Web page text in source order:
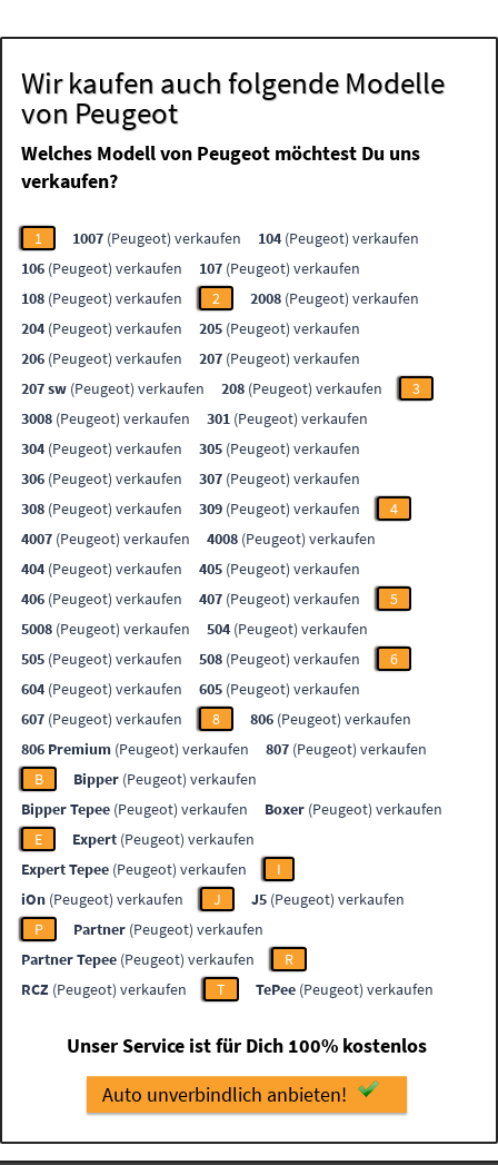
Wir kaufen auch folgende Modelle
von Peugeot
Welches Modell von Peugeot möchtest Du uns
verkaufen?
1 1007 (Peugeot) verkaufen 104 (Peugeot) verkaufen
106 (Peugeot) verkaufen 107 (Peugeot) verkaufen
108 (Peugeot) verkaufen 2 2008 (Peugeot) verkaufen
204 (Peugeot) verkaufen 205 (Peugeot) verkaufen
206 (Peugeot) verkaufen 207 (Peugeot) verkaufen
207 sw (Peugeot) verkaufen 208 (Peugeot) verkaufen
3
3008 (Peugeot) verkaufen 301 (Peugeot) verkaufen
304 (Peugeot) verkaufen 305 (Peugeot) verkaufen
306 (Peugeot) verkaufen 307 (Peugeot) verkaufen
308 (Peugeot) verkaufen 309 (Peugeot) verkaufen
4
4007 (Peugeot) verkaufen 4008 (Peugeot) verkaufen
404 (Peugeot) verkaufen 405 (Peugeot) verkaufen
406 (Peugeot) verkaufen 407 (Peugeot) verkaufen
5
5008 (Peugeot) verkaufen 504 (Peugeot) verkaufen
505 (Peugeot) verkaufen 508 (Peugeot) verkaufen
6
604 (Peugeot) verkaufen 605 (Peugeot) verkaufen
607 (Peugeot) verkaufen 8 806 (Peugeot) verkaufen
806 Premium (Peugeot) verkaufen 807 (Peugeot) verkaufen
B
Bipper (Peugeot) verkaufen
Bipper Tepee (Peugeot) verkaufen Boxer (Peugeot) verkaufen
E
Expert (Peugeot) verkaufen
Expert Tepee (Peugeot) verkaufen
I
iOn (Peugeot) verkaufen J J5 (Peugeot) verkaufen
P
Partner (Peugeot) verkaufen
Partner Tepee (Peugeot) verkaufen
R
RCZ (Peugeot) verkaufen T TePee (Peugeot) verkaufen
Unser Service ist für Dich 100% kostenlos
Auto unverbindlich anbieten!